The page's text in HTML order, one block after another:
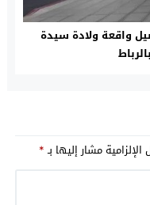
واقعة ولادة سيدة
الإلزامية مشار إليها بـ*